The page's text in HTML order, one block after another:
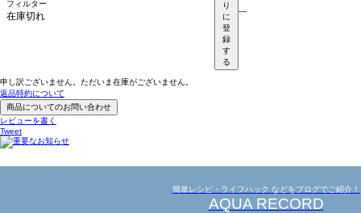
フィルター
在庫切れ
り
に
登
録
す
る
—
申し訳ございません。ただいま在庫がございません。
返品特約について
商品についてのお問い合わせ
レビューを書く
Tweet
簡単レシピ・ライフハック などをブログでご紹介！
AQUA RECORD